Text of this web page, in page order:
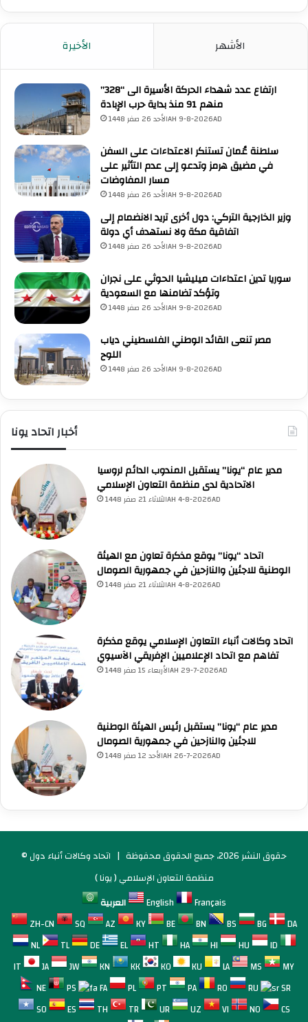
ب
ي
م
ع
ب
س
ج
م
ه
و
ة
الأخيرة الأشهر
ارتفاع عدد شهداء الحركة الأسيرة الى “328”
منهم 91 منذ بداية حرب الإبادة
الأحد 26 صفر 1448AH 9-8-2026AD
سلطنة عُمان تستنكر الاعتداءات على السفن
في مضيق هرمز وتدعو إلى عدم التأثير على
مسار المفاوضات
الأحد 26 صفر 1448AH 9-8-2026AD
وزير الخارجية التركي: دول أخرى تريد الانضمام إلى
اتفاقية مكة ولا نستهدف أي دولة
الأحد 26 صفر 1448AH 9-8-2026AD
سوريا تدين اعتداءات ميليشيا الحوثي على نجران
وتؤكد تضامنها مع السعودية
الأحد 26 صفر 1448AH 9-8-2026AD
مصر تنعى القائد الوطني الفلسطيني دياب
اللوح
الأحد 26 صفر 1448AH 9-8-2026AD
أخبار اتحاد يونا
مدير عام “يونا” يستقبل المندوب الدائم لروسيا
الاتحادية لدى منظمة التعاون الإسلامي
الثلاثاء 21 صفر 1448AH 4-8-2026AD
اتحاد “يونا” يوقع مذكرة تعاون مع الهيئة
الوطنية للاجئين والنازحين في جمهورية الصومال
الثلاثاء 21 صفر 1448AH 4-8-2026AD
اتحاد وكالات أنباء التعاون الإسلامي يوقع مذكرة
تفاهم مع اتحاد الإعلاميين الإفريقي الآسيوي
الأربعاء 15 صفر 1448AH 29-7-2026AD
مدير عام “يونا” يستقبل رئيس الهيئة الوطنية
للاجئين والنازحين في جمهورية الصومال
الأحد 12 صفر 1448AH 26-7-2026AD
© حقوق النشر 2026، جميع الحقوق محفوظة |
اتحاد وكالات أنباء دول
منظمة التعاون الإسلامي ( يونا )
العربية
English
Français
ZH-CN
SQ AZ KY BE BN BS BG
DA
NL
TL DE EL HT HA HI HU
ID
IT
JA JW KN KK KO KU LA MS
MY
NE
PS FA PL PT PA RO RU
SR
SO
ES TH TR UR UZ VI NO CS